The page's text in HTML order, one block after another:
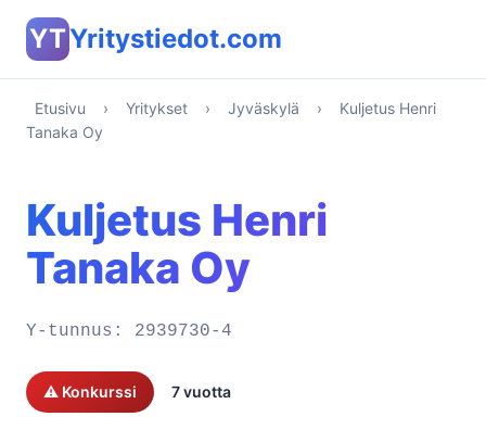
YTYritystiedot.com
Etusivu › Yritykset › Jyväskylä ›
Kuljetus Henri
Tanaka Oy
Kuljetus Henri
Tanaka Oy
Y-tunnus: 2939730-4
⚠️ Konkurssi 7 vuotta